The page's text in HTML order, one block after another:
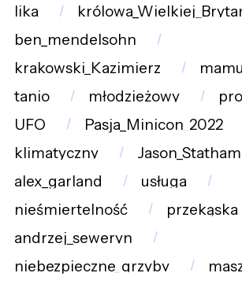
lika
ben_mendelsohn
krakowski_Kazimierz
tanio
młodzieżowy
UFO
Pasja_Minicon_2022
klimatyczny
Jason_Statham
alex_garland
usługa
nieśmiertelność
przekąska
andrzej_seweryn
niebezpieczne_grzyby